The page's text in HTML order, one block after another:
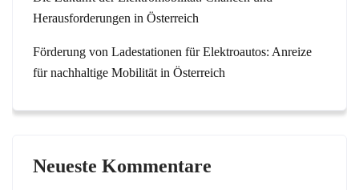
Herausforderungen in Österreich
Förderung von Ladestationen für Elektroautos: Anreize
für nachhaltige Mobilität in Österreich
Neueste Kommentare